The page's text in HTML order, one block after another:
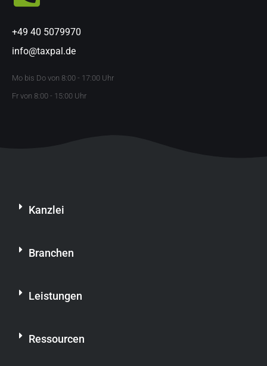
+49 40 5079970
info@taxpal.de
Mo bis Do von 8:00 - 17:00 Uhr
Fr von 8:00 - 15:00 Uhr
Kanzlei
Branchen
Leistungen
Ressourcen